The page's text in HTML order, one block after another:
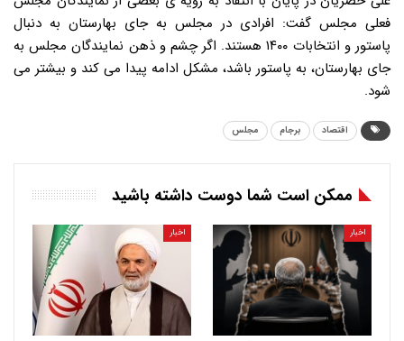
فعلی مجلس گفت: افرادی در مجلس به جای بهارستان به دنبال
پاستور و انتخابات ۱۴۰۰ هستند. اگر چشم و ذهن نمایندگان مجلس به
جای بهارستان، به پاستور باشد، مشکل ادامه پیدا می کند و بیشتر می
شود.
اقتصاد برجام مجلس
ممکن است شما دوست داشته باشید
اخبار اخبار